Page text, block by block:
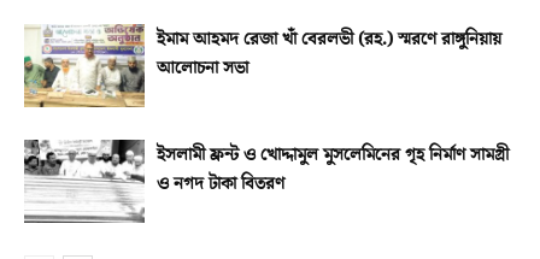
ইমাম আহমদ রেজা খাঁ বেরলভী (রহ.) স্মরণে রাঙ্গুনিয়ায়
আলোচনা সভা
ইসলামী ফ্রন্ট ও খোদ্দামুল মুসলেমিনের গৃহ নির্মাণ সামগ্রী
ও নগদ টাকা বিতরণ